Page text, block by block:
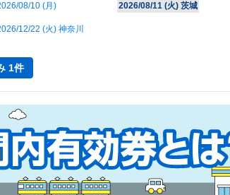
08/10 (月 ) 2026/08/11 (火) 茨城
12/22 (火) 神奈川
1件